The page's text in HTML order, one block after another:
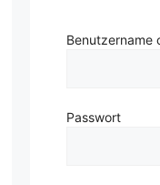
Benutzername
Passwort